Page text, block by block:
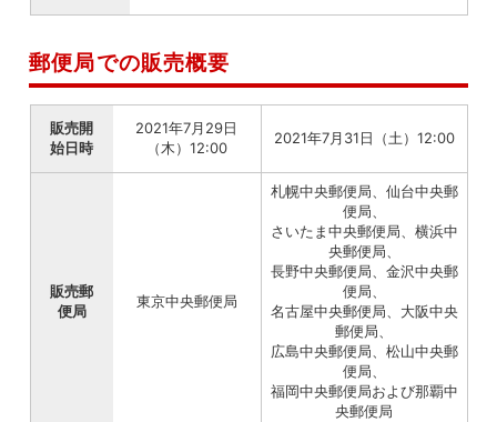
郵便局での販売概要
販売開
始日時
2021年7月29日
（木）12:00
2021年7月31日（土）12:00
販売郵
便局
東京中央郵便局
札幌中央郵便局、仙台中央郵
便局、
さいたま中央郵便局、横浜中
央郵便局、
長野中央郵便局、金沢中央郵
便局、
名古屋中央郵便局、大阪中央
郵便局、
広島中央郵便局、松山中央郵
便局、
福岡中央郵便局および那覇中
央郵便局